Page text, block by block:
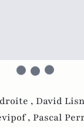
droite , David
, Pascal